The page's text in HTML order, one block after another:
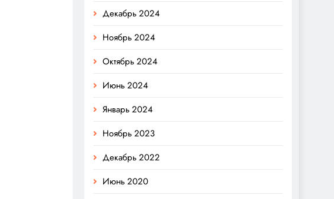
Декабрь 2024
Ноябрь 2024
Октябрь 2024
Июнь 2024
Январь 2024
Ноябрь 2023
Декабрь 2022
Июнь 2020